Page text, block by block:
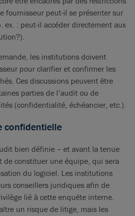
fournisseur peut-il se présenter sur
ex. : peut-il accéder directement aux
les institutions doivent
pour clarifier et confirmer les
Ces discussions peuvent être
parties de l’audit ou de
(confidentialité, échéancier, etc.).
confidentielle
bien définie – et avant la tenue
constituer une équipe, qui sera
du logiciel. Les institutions
conseillers juridiques afin de
lié à cette enquête interne.
un risque de litige, mais les